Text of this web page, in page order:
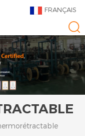
FRANÇAIS